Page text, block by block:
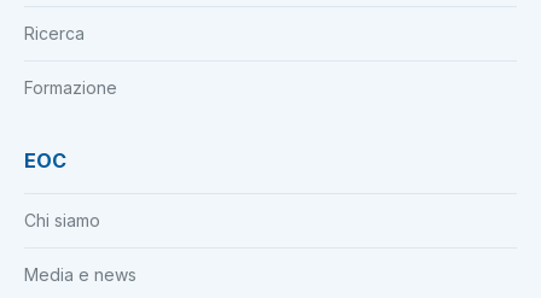
Ricerca
Formazione
EOC
Chi siamo
Media e news